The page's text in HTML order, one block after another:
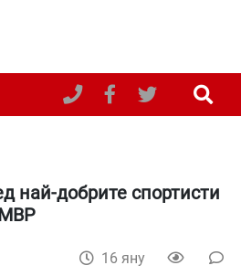
най-добрите спортисти
16 яну